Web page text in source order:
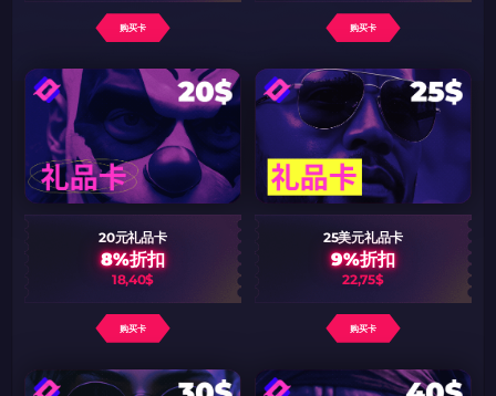
购买卡 购买卡
20元礼品卡
8%折扣
18,40$
购买卡
25美元礼品卡
9%折扣
22,75$
购买卡